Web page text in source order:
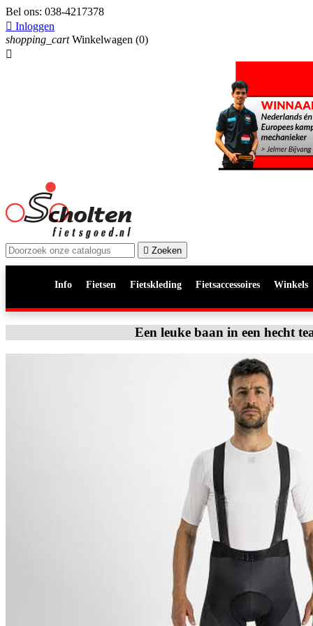
Bel ons: 038-4217378
 Inloggen
shopping_cart Winkelwagen (0)

 Zoeken
Info Fietsen Fietskleding Fietsaccessoires Winkels
Een leuke baan in een hecht